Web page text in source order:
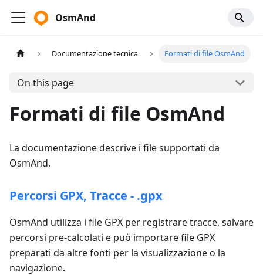
OsmAnd
Documentazione tecnica Formati di file OsmAnd
On this page
Formati di file OsmAnd
La documentazione descrive i file supportati da
OsmAnd.
Percorsi GPX, Tracce - .gpx
OsmAnd utilizza i file GPX per registrare tracce, salvare
percorsi pre-calcolati e può importare file GPX
preparati da altre fonti per la visualizzazione o la
navigazione.